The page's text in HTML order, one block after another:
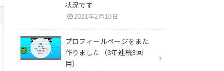
状況です
2021年2月10日
プロフィールページをまた
作りました（3年連続3回
目）